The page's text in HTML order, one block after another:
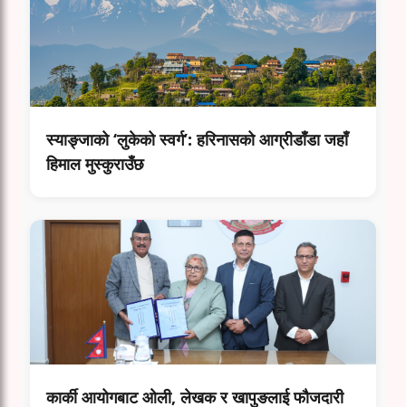
स्याङ्जाको ‘लुकेको स्वर्ग’: हरिनासको आग्रीडाँडा जहाँ
हिमाल मुस्कुराउँछ
कार्की आयोगबाट ओली, लेखक र खापुङलाई फौजदारी